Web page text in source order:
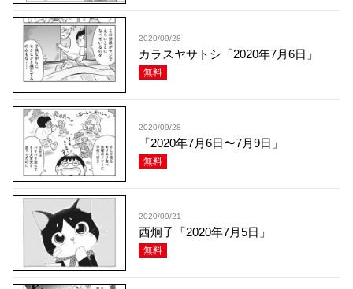
2020/09/28
カラスヤサトシ「2020年7月6日」
無料
2020/09/28
「2020年7月6日〜7月9日」
無料
2020/09/21
西炯子「2020年7月5日」
無料